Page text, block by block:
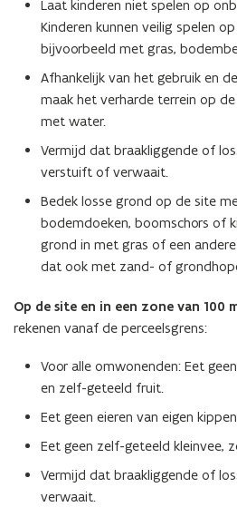
Laat kinderen niet spelen op
Kinderen kunnen veilig spelen
bijvoorbeeld met gras,
Afhankelijk van het gebruik en
maak het verharde terrein op
met water.
Vermijd dat braakliggende of
verstuift of verwaait.
Bedek losse grond op de site
bodemdoeken, boomschors of
grond in met gras of een
dat ook met zand- of
Op de site en in een zone van 100
rekenen vanaf de perceelsgrens:
Voor alle omwonenden: Eet
en zelf-geteeld fruit.
Eet geen eieren van eigen
Eet geen zelf-geteeld kleinvee,
Vermijd dat braakliggende of
verwaait.